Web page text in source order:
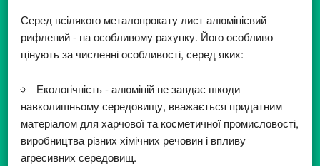
Серед всілякого металопрокату лист алюмінієвий
рифлений - на особливому рахунку. Його особливо
цінують за численні особливості, серед яких:
Екологічність - алюміній не завдає шкоди
навколишньому середовищу, вважається придатним
матеріалом для харчової та косметичної промисловості,
виробництва різних хімічних речовин і впливу
агресивних середовищ.